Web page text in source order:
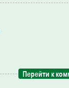
Перейти к